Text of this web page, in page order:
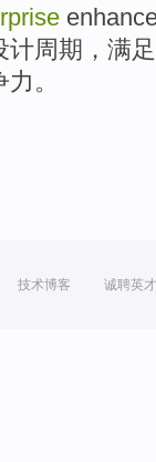
计周期 ， 满
力。
技术博客 诚聘英才